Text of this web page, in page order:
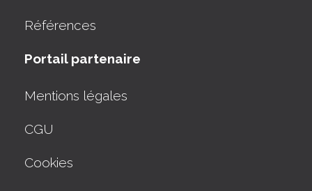
Références
Portail partenaire
Mentions légales
CGU
Cookies